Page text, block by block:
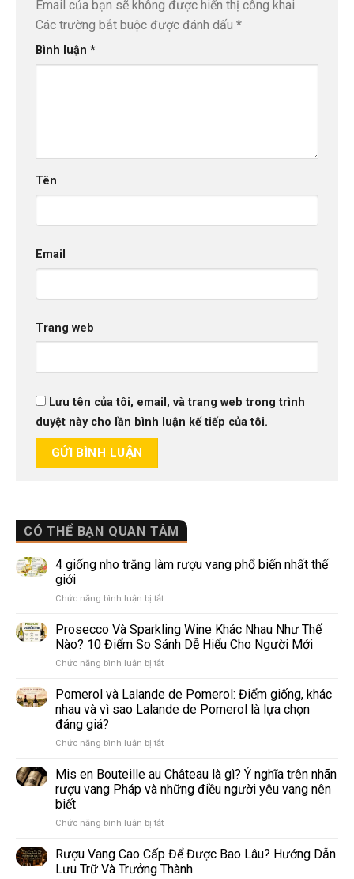
CÓ THỂ BẠN QUAN TÂM
4 giống nho trắng làm rượu vang phổ biến nhất thế
giới
Chức năng bình luận bị tắtở
giống
nho
trắng
làm
vang
phổ
thế
Prosecco Và Sparkling Wine Khác Nhau Như Thế
Nào? 10 Điểm So Sánh Dễ Hiểu Cho Người Mới
Chức năng bình luận bị tắtở
Và
Sparkling
Wine
Nhau
Thế
Nào?
10
So
Dễ
Hiểu
Pomerol và Lalande de Pomerol: Điểm giống, khác
nhau và vì sao Lalande de Pomerol là lựa chọn
đáng giá?
Chức năng bình luận bị tắtở
và
Lalande
de
Điểm
khác
nhau
và
Mis en Bouteille au Château là gì? Ý nghĩa trên nhãn
rượu vang Pháp và những điều người yêu vang nên
biết
Chức năng bình luận bị tắtở
en
Bouteille
au
Rượu Vang Cao Cấp Để Được Bao Lâu? Hướng Dẫn
Lưu Trữ Và Trưởng Thành
Email của bạn sẽ không được hiển thị công khai.
Các trường bắt buộc được đánh dấu *
Bình luận *
Tên
Email
Trang web
Lưu tên của tôi, email, và trang web trong trình
duyệt này cho lần bình luận kế tiếp của tôi.